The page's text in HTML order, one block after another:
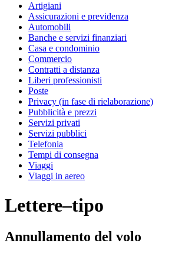
Artigiani
Assicurazioni e previdenza
Automobili
Banche e servizi finanziari
Casa e condominio
Commercio
Contratti a distanza
Liberi professionisti
Poste
Privacy (in fase di rielaborazione)
Pubblicità e prezzi
Servizi privati
Servizi pubblici
Telefonia
Tempi di consegna
Viaggi
Viaggi in aereo
Lettere–tipo
Annullamento del volo